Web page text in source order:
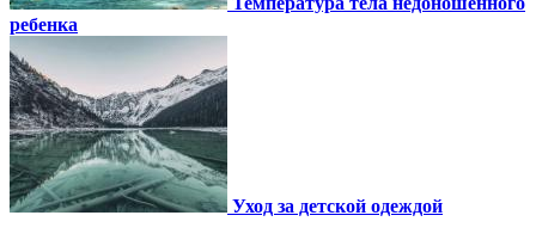
ребенка
Уход за детской одеждой